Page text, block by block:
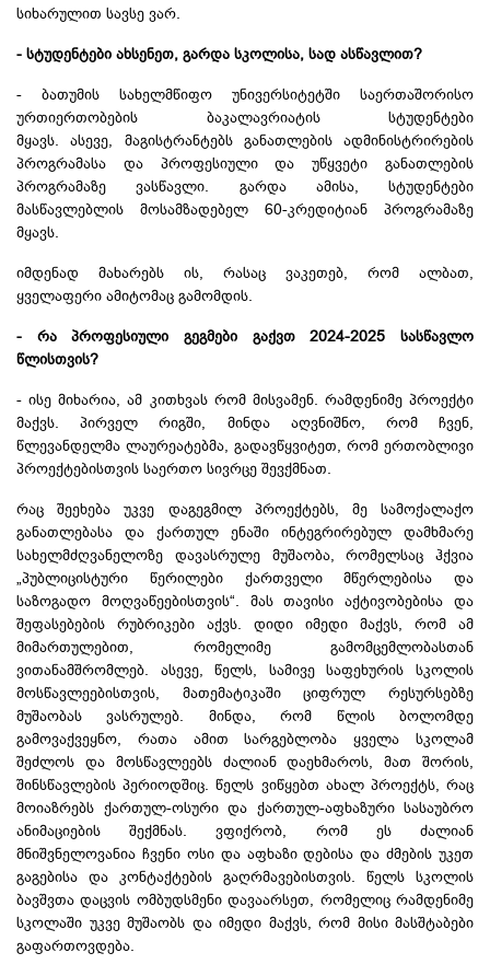
სიხარულით სავსე ვარ.
- სტუდენტები ახსენეთ, გარდა სკოლისა, სად ასწავლით?
- ბათუმის სახელმწიფო უნივერსიტეტში საერთაშორისო
ურთიერთობების ბაკალავრიატის სტუდენტები
მყავს. ასევე, მაგისტრანტებს განათლების ადმინისტრირების
პროგრამასა და პროფესიული და უწყვეტი განათლების
პროგრამაზე ვასწავლი. გარდა ამისა, სტუდენტები
მასწავლებლის მოსამზადებელ 60-კრედიტიან პროგრამაზე
მყავს.
იმდენად მახარებს ის, რასაც ვაკეთებ, რომ ალბათ,
ყველაფერი ამიტომაც გამომდის.
- რა პროფესიული გეგმები გაქვთ 2024-2025 სასწავლო
წლისთვის?
- ისე მიხარია, ამ კითხვას რომ მისვამენ. რამდენიმე პროექტი
მაქვს. პირველ რიგში, მინდა აღვნიშნო, რომ ჩვენ,
წლევანდელმა ლაურეატებმა, გადავწყვიტეთ, რომ ერთობლივი
პროექტებისთვის საერთო სივრცე შევქმნათ.
რაც შეეხება უკვე დაგეგმილ პროექტებს, მე სამოქალაქო
განათლებასა და ქართულ ენაში ინტეგრირებულ დამხმარე
სახელმძღვანელოზე დავასრულე მუშაობა, რომელსაც ჰქვია
„პუბლიცისტური წერილები ქართველი მწერლებისა და
საზოგადო მოღვაწეებისთვის“. მას თავისი აქტივობებისა და
შეფასებების რუბრიკები აქვს. დიდი იმედი მაქვს, რომ ამ
მიმართულებით, რომელიმე გამომცემლობასთან
ვითანამშრომლებ. ასევე, წელს, სამივე საფეხურის სკოლის
მოსწავლეებისთვის, მათემატიკაში ციფრულ რესურსებზე
მუშაობას ვასრულებ. მინდა, რომ წლის ბოლომდე
გამოვაქვეყნო, რათა ამით სარგებლობა ყველა სკოლამ
შეძლოს და მოსწავლეებს ძალიან დაეხმაროს, მათ შორის,
შინსწავლების პერიოდშიც. წელს ვიწყებთ ახალ პროექტს, რაც
მოიაზრებს ქართულ-ოსური და ქართულ-აფხაზური სასაუბრო
ანიმაციების შექმნას. ვფიქრობ, რომ ეს ძალიან
მნიშვნელოვანია ჩვენი ოსი და აფხაზი დებისა და ძმების უკეთ
გაგებისა და კონტაქტების გაღრმავებისთვის. წელს სკოლის
ბავშვთა დაცვის ომბუდსმენი დავაარსეთ, რომელიც რამდენიმე
სკოლაში უკვე მუშაობს და იმედი მაქვს, რომ მისი მასშტაბები
გაფართოვდება.